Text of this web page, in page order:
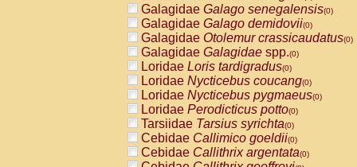
Galagidae Galago senegalensis(0)
Galagidae Galago demidovii(0)
Galagidae Otolemur crassicaudatus(0)
Galagidae Galagidae spp.(0)
Loridae Loris tardigradus(0)
Loridae Nycticebus coucang(0)
Loridae Nycticebus pygmaeus(0)
Loridae Perodicticus potto(0)
Tarsiidae Tarsius syrichta(0)
Cebidae Callimico goeldii(0)
Cebidae Callithrix argentata(0)